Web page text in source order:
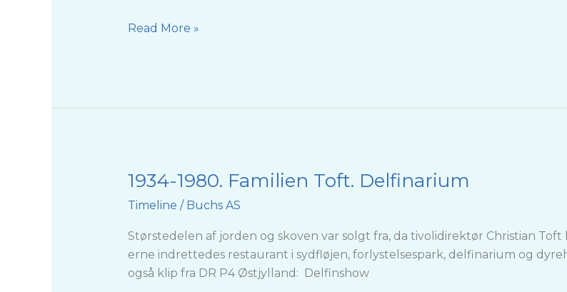
Slot
Read More »
1934-1980. Familien Toft. Delfinarium
Timeline / Buchs AS
Størstedelen af jorden og skoven var solgt fra, da tivolidirektør Christian
erne indrettedes restaurant i sydfløjen, forlystelsespark, delfinarium og
også klip fra DR P4 Østjylland: Delfinshow
1934-
Toft.
Delfinarium